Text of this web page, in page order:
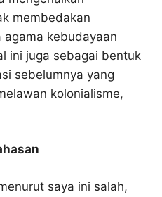
membedakan
agama kebudayaan
ini juga sebagai bentuk
sebelumnya yang
kolonialisme,
saya ini salah,